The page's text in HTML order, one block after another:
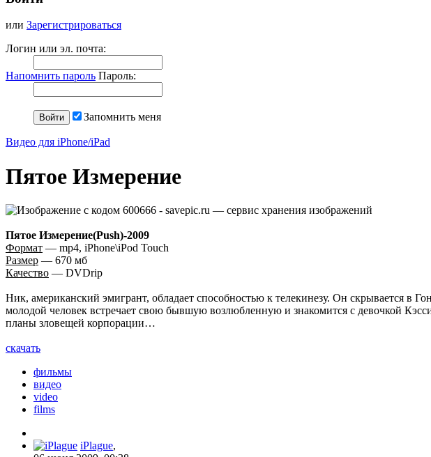
или Зарегистрироваться
Логин или эл. почта:
Напомнить пароль Пароль:
Запомнить меня
Видео для iPhone/iPad
Пятое Измерение
Пятое Измерение(Push)-2009
Формат — mp4, iPhone\iPod Touch
Размер — 670 мб
Качество — DVDrip
Ник, американский эмигрант, обладает способностью к телекинезу. Он скрывается в
молодой человек встречает свою бывшую возлюбленную и знакомится с девочкой
планы зловещей корпорации…
скачать
фильмы
видео
video
films
iPlague,